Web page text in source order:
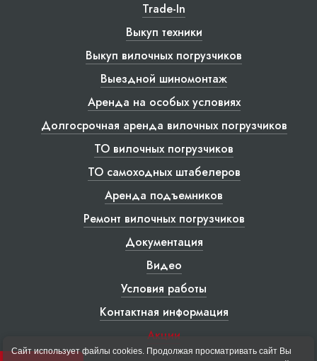
Trade-In
Выкуп техники
Выкуп вилочных погрузчиков
Выездной шиномонтаж
Аренда на особых условиях
Долгосрочная аренда вилочных погрузчиков
ТО вилочных погрузчиков
ТО самоходных штабелеров
Аренда подъемников
Ремонт вилочных погрузчиков
Документация
Видео
Условия работы
Контактная информация
Акции
Сайт использует файлы cookies. Продолжая просматривать сайт Вы